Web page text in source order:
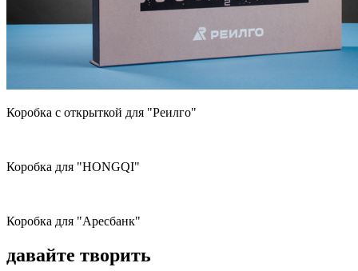
Коробка с открыткой для "Реилго"
Коробка для "HONGQI"
Коробка для "Аресбанк"
давайте творить